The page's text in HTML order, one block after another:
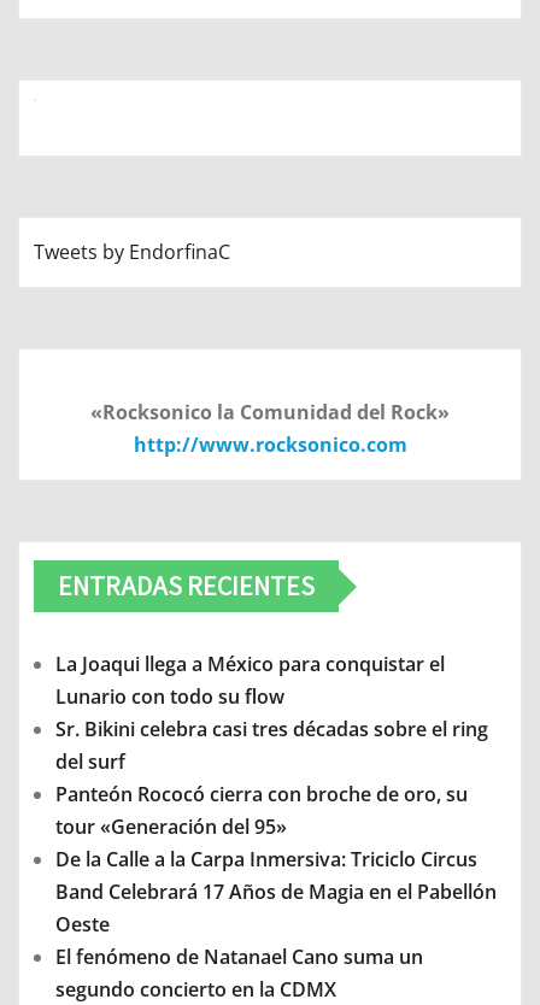
Tweets by EndorfinaC
«Rocksonico la Comunidad del Rock»
http://www.rocksonico.com
ENTRADAS RECIENTES
La Joaqui llega a México para conquistar el
Lunario con todo su flow
Sr. Bikini celebra casi tres décadas sobre el ring
del surf
Panteón Rococó cierra con broche de oro, su
tour «Generación del 95»
De la Calle a la Carpa Inmersiva: Triciclo Circus
Band Celebrará 17 Años de Magia en el Pabellón
Oeste
El fenómeno de Natanael Cano suma un
segundo concierto en la CDMX